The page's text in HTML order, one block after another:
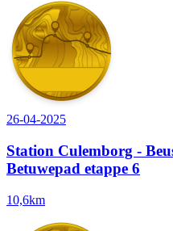
26-04-2025
Station Culemborg -
Betuwepad etappe 6
10,6km